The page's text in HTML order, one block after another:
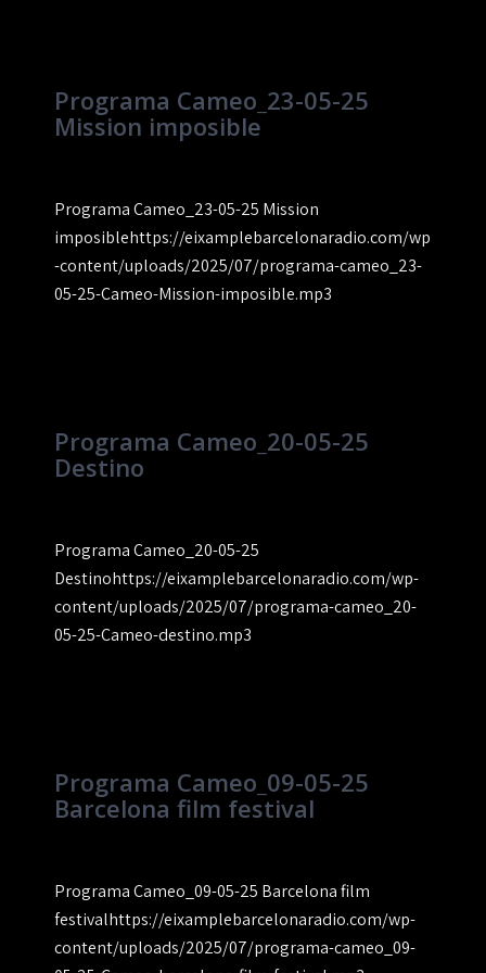
Programa Cameo_23-05-25
Mission imposible
Programa Cameo_23-05-25 Mission
imposiblehttps://eixamplebarcelonaradio.com/wp
-content/uploads/2025/07/programa-cameo_23-
05-25-Cameo-Mission-imposible.mp3
Programa Cameo_20-05-25
Destino
Programa Cameo_20-05-25
Destinohttps://eixamplebarcelonaradio.com/wp-
content/uploads/2025/07/programa-cameo_20-
05-25-Cameo-destino.mp3
Programa Cameo_09-05-25
Barcelona film festival
Programa Cameo_09-05-25 Barcelona film
festivalhttps://eixamplebarcelonaradio.com/wp-
content/uploads/2025/07/programa-cameo_09-